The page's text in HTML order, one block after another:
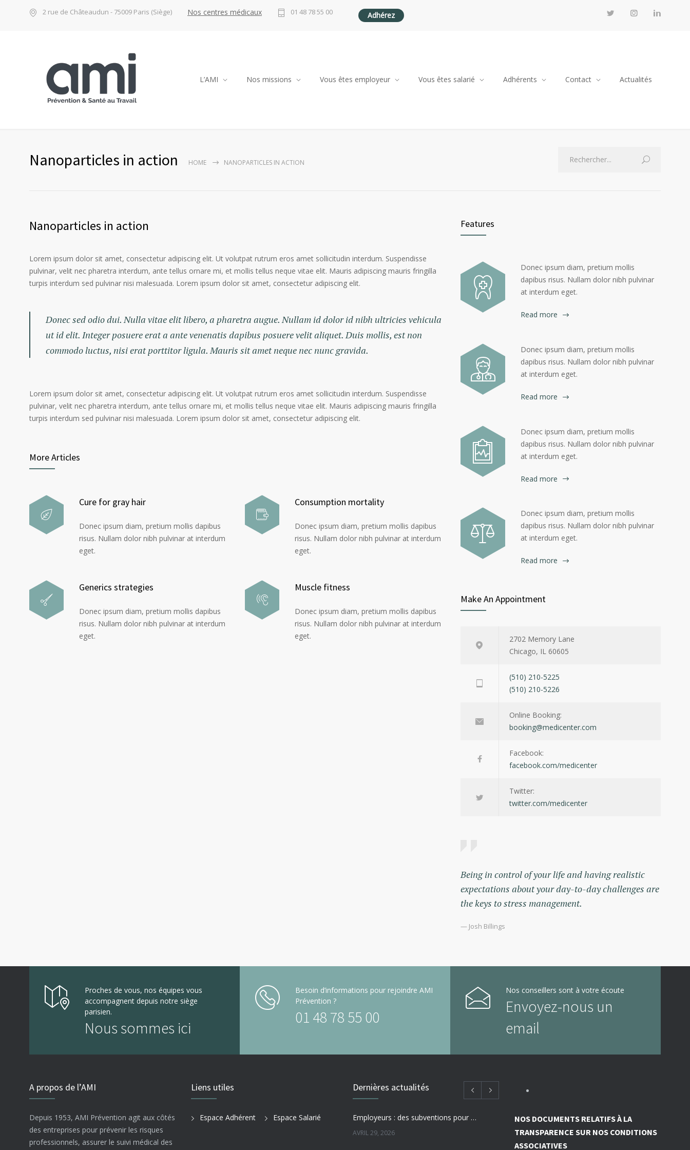
2 rue de Châteaudun - 75009 Paris (Siège) Nos centres médicaux 01 48 78 55 00 Adhérez
L’AMI Nos missions Vous êtes employeur Vous êtes salarié Adhérents Contact Actualités
Nanoparticles in action HOME NANOPARTICLES IN ACTION
Nanoparticles in action
Lorem ipsum dolor sit amet, consectetur adipiscing elit. Ut volutpat rutrum eros amet sollicitudin interdum. Suspendisse
pulvinar, velit nec pharetra interdum, ante tellus ornare mi, et mollis tellus neque vitae elit. Mauris adipiscing mauris fringilla
turpis interdum sed pulvinar nisi malesuada. Lorem ipsum dolor sit amet, consectetur adipiscing elit.
Donec sed odio dui. Nulla vitae elit libero, a pharetra augue. Nullam id dolor id nibh ultricies vehicula
ut id elit. Integer posuere erat a ante venenatis dapibus posuere velit aliquet. Duis mollis, est non
commodo luctus, nisi erat porttitor ligula. Mauris sit amet neque nec nunc gravida.
Lorem ipsum dolor sit amet, consectetur adipiscing elit. Ut volutpat rutrum eros amet sollicitudin interdum. Suspendisse
pulvinar, velit nec pharetra interdum, ante tellus ornare mi, et mollis tellus neque vitae elit. Mauris adipiscing mauris fringilla
turpis interdum sed pulvinar nisi malesuada. Lorem ipsum dolor sit amet, consectetur adipiscing elit.
More Articles
Cure for gray hair
Donec ipsum diam, pretium mollis dapibus
risus. Nullam dolor nibh pulvinar at interdum
eget.
Generics strategies
Donec ipsum diam, pretium mollis dapibus
risus. Nullam dolor nibh pulvinar at interdum
eget.
Consumption mortality
Donec ipsum diam, pretium mollis dapibus
risus. Nullam dolor nibh pulvinar at interdum
eget.
Muscle fitness
Donec ipsum diam, pretium mollis dapibus
risus. Nullam dolor nibh pulvinar at interdum
eget.
Features
Donec ipsum diam, pretium mollis
dapibus risus. Nullam dolor nibh pulvinar
at interdum eget.
Read more
Donec ipsum diam, pretium mollis
dapibus risus. Nullam dolor nibh pulvinar
at interdum eget.
Read more
Donec ipsum diam, pretium mollis
dapibus risus. Nullam dolor nibh pulvinar
at interdum eget.
Read more
Donec ipsum diam, pretium mollis
dapibus risus. Nullam dolor nibh pulvinar
at interdum eget.
Read more
Make An Appointment
2702 Memory Lane
Chicago, IL 60605
(510) 210-5225
(510) 210-5226
Online Booking:
booking@medicenter.com
Facebook:
facebook.com/medicenter
Twitter:
twitter.com/medicenter
Being in control of your life and having realistic
expectations about your day-to-day challenges are
the keys to stress management.
— Josh Billings
Proches de vous, nos équipes vous
accompagnent depuis notre siège
parisien.
Nous sommes ici
Besoin d’informations pour rejoindre AMI
Prévention ?
01 48 78 55 00
Nos conseillers sont à votre écoute
Envoyez-nous un
email
A propos de l’AMI
Depuis 1953, AMI Prévention agit aux côtés
des entreprises pour prévenir les risques
professionnels, assurer le suivi médical des
Liens utiles
Espace Adhérent Espace Salarié
Dernières actualités
Employeurs : des subventions pour financer vos actions de prévention des risques professionnels
AVRIL 29, 2026
NOS DOCUMENTS RELATIFS À LA
TRANSPARENCE SUR NOS CONDITIONS
ASSOCIATIVES